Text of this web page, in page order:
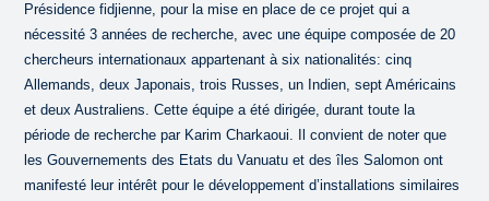
Présidence fidjienne, pour la mise en place de ce projet qui a
nécessité 3 années de recherche, avec une équipe composée de 20
chercheurs internationaux appartenant à six nationalités: cinq
Allemands, deux Japonais, trois Russes, un Indien, sept Américains
et deux Australiens. Cette équipe a été dirigée, durant toute la
période de recherche par Karim Charkaoui. Il convient de noter que
les Gouvernements des Etats du Vanuatu et des îles Salomon ont
manifesté leur intérêt pour le développement d’installations similaires